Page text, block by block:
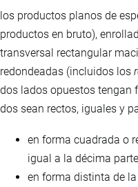
los productos planos de
productos en bruto),
transversal rectangular
redondeadas (incluidos los
dos lados opuestos tengan
dos sean rectos, iguales y
en forma cuadrada o
igual a la décima
en forma distinta de